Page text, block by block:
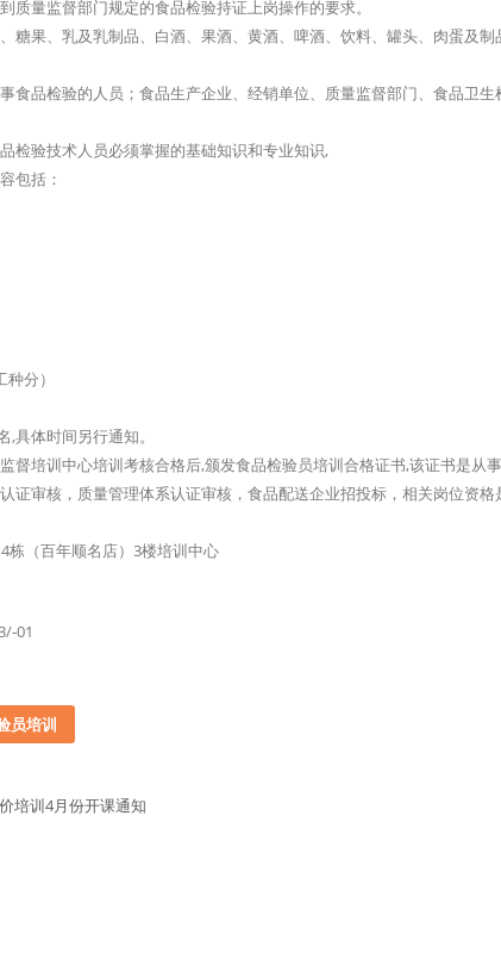
质量监督部门规定的食品检验持证上岗操作的要求。
糖果、乳及乳制品、白酒、果酒、黄酒、啤酒、饮料、罐头、肉蛋及
食品检验的人员；食品生产企业、经销单位、质量监督部门、食品卫
检验技术人员必须掌握的基础知识和专业知识,
包括：
分）
具体时间另行通知。
督培训中心培训考核合格后,颁发食品检验员培训合格证书,该证书是从
证审核，质量管理体系认证审核，食品配送企业招投标，相关岗位资格
栋（百年顺名店）3楼培训中心
01
员培训
培训4月份开课通知